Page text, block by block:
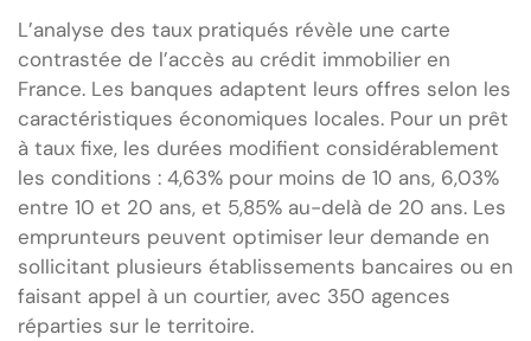
L’analyse des taux pratiqués révèle une carte
contrastée de l’accès au crédit immobilier en
France. Les banques adaptent leurs offres selon les
caractéristiques économiques locales. Pour un prêt
à taux fixe, les durées modifient considérablement
les conditions : 4,63% pour moins de 10 ans, 6,03%
entre 10 et 20 ans, et 5,85% au-delà de 20 ans. Les
emprunteurs peuvent optimiser leur demande en
sollicitant plusieurs établissements bancaires ou en
faisant appel à un courtier, avec 350 agences
réparties sur le territoire.